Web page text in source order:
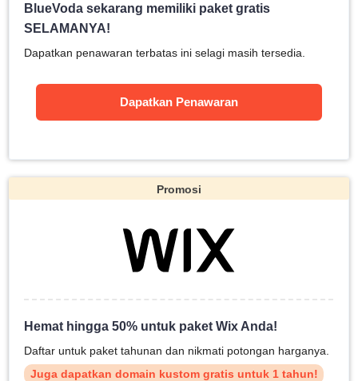
BlueVoda sekarang memiliki paket gratis
SELAMANYA!
Dapatkan penawaran terbatas ini selagi masih tersedia.
Dapatkan Penawaran
Promosi
Hemat hingga 50% untuk paket Wix Anda!
Daftar untuk paket tahunan dan nikmati potongan harganya.
Juga dapatkan domain kustom gratis untuk 1 tahun!